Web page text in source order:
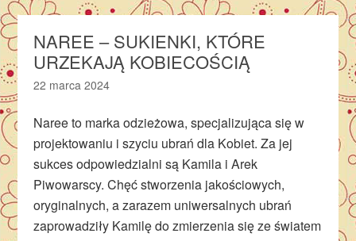
NAREE – SUKIENKI, KTÓRE
URZEKAJĄ KOBIECOŚCIĄ
22 marca 2024
Naree to marka odzieżowa, specjalizująca się w
projektowaniu i szyciu ubrań dla Kobiet. Za jej
sukces odpowiedzialni są Kamila i Arek
Piwowarscy. Chęć stworzenia jakościowych,
oryginalnych, a zarazem uniwersalnych ubrań
zaprowadziły Kamilę do zmierzenia się ze światem